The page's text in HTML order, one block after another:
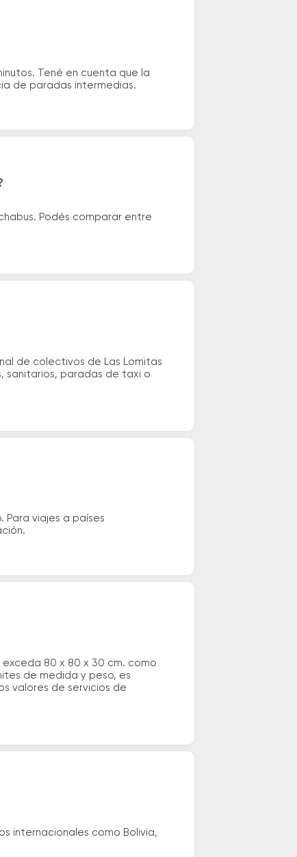
Tené en cuenta que la
de paradas intermedias.
Podés comparar entre
de colectivos de Las Lomitas
sanitarios, paradas de taxi o
Para viajes a países
80 x 80 x 30 cm. como
de medida y peso, es
valores de servicios de
internacionales como Bolivia,